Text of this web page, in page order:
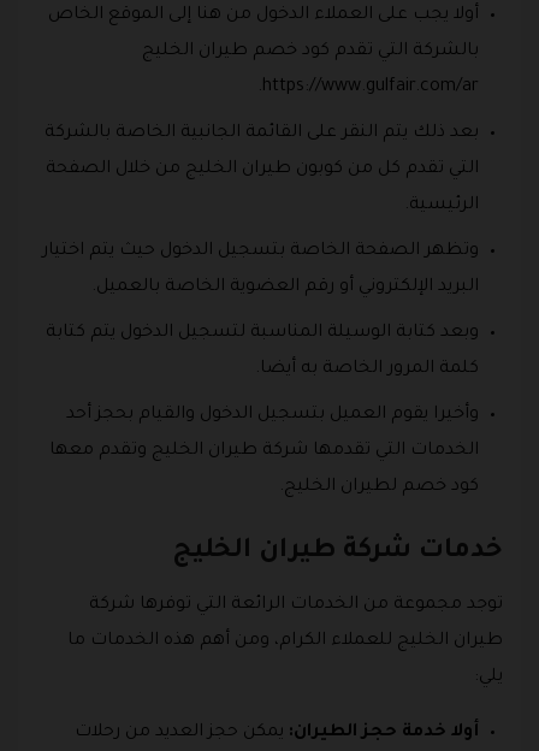
أولا يجب على العملاء الدخول من هنا إلى الموقع الخاص
بالشركة التي تقدم كود خصم طيران الخليج
https://www.gulfair.com/ar.
بعد ذلك يتم النقر على القائمة الجانبية الخاصة بالشركة
التي تقدم كل من كوبون طيران الخليج من خلال الصفحة
الرئيسية.
وتظهر الصفحة الخاصة بتسجيل الدخول حيث يتم اختيار
البريد الإلكتروني أو رقم العضوية الخاصة بالعميل.
وبعد كتابة الوسيلة المناسبة لتسجيل الدخول يتم كتابة
كلمة المرور الخاصة به أيضا.
وأخيرا يقوم العميل بتسجيل الدخول والقيام بحجز أحد
الخدمات التي تقدمها شركة طيران الخليج وتقدم معها
كود خصم لطيران الخليج.
خدمات شركة طيران الخليج
توجد مجموعة من الخدمات الرائعة التي توفرها شركة
طيران الخليج للعملاء الكرام، ومن أهم هذه الخدمات ما
يلي:
أولا خدمة حجز الطيران: يمكن حجز العديد من رحلات